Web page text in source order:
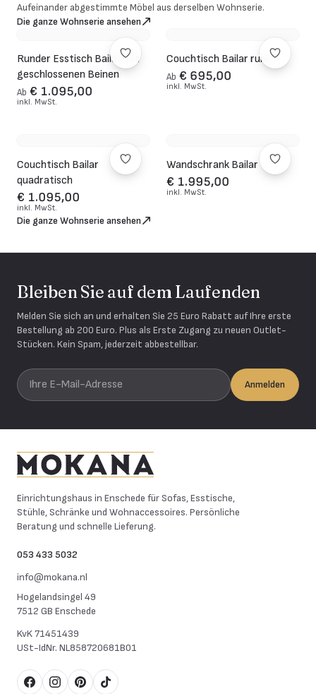
Aufeinander abgestimmte Möbel aus derselben Wohnserie.
Die ganze Wohnserie ansehen
Runder Esstisch Bailar mit
geschlossenen Beinen
Ab € 1.095,00
inkl. MwSt.
Couchtisch Bailar rund
Ab € 695,00
inkl. MwSt.
Couchtisch Bailar
quadratisch
€ 1.095,00
inkl. MwSt.
Wandschrank Bailar
€ 1.995,00
inkl. MwSt.
Die ganze Wohnserie ansehen
Bleiben Sie auf dem Laufenden
Melden Sie sich an und erhalten Sie 25 Euro Rabatt auf Ihre erste
Bestellung ab 200 Euro. Plus als Erste Zugang zu neuen Outlet-
Stücken. Kein Spam, jederzeit abbestellbar.
Ihre E-Mail-Adresse
Anmelden
Einrichtungshaus in Enschede für Sofas, Esstische,
Stühle, Schränke und Wohnaccessoires. Persönliche
Beratung und schnelle Lieferung.
053 433 5032
info@mokana.nl
Hogelandsingel 49
7512 GB Enschede
KvK71451439
USt-IdNr. NL858720681B01
FacebookInstagram
Pinterest
TikTok